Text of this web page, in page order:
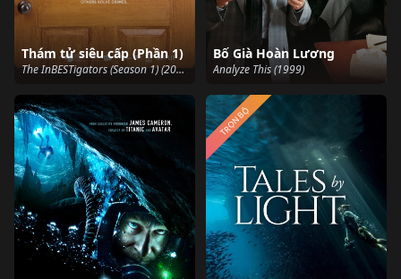
Thám tử siêu cấp (Phần 1)
The InBESTigators (Season 1) (2019)
Bố Già Hoàn Lương
Analyze This (1999)
TRỌN BỘ